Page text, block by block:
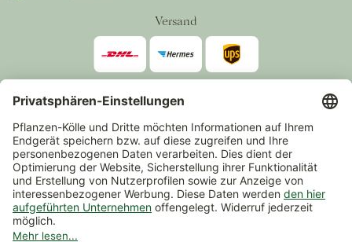
Versand
Zahlarten
*Alle Preise inkl. gesetzlicher Mehrwertsteuer zzgl.Versand
Mindestbestellwert 14,90 €, ausgenommen sind Gutscheine und
Events.